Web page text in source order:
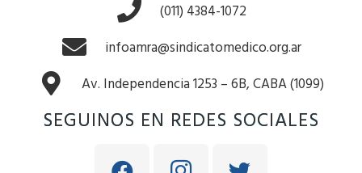
(011) 4384-1072
infoamra@sindicatomedico.org.ar
Av. Independencia 1253 – 6B, CABA (1099)
SEGUINOS EN REDES SOCIALES